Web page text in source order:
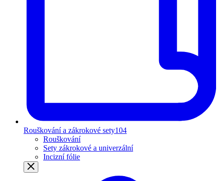
Rouškování a zákrokové sety104
Rouškování
Sety zákrokové a univerzální
Incizní fólie